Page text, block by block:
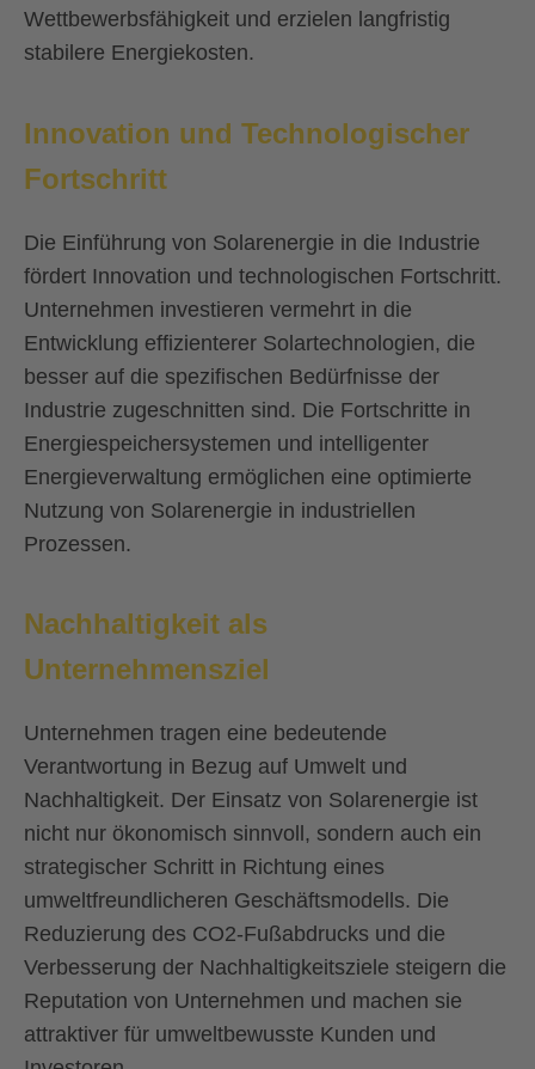
Wettbewerbsfähigkeit und erzielen langfristig
stabilere Energiekosten.
Innovation und Technologischer
Fortschritt
Die Einführung von Solarenergie in die Industrie
fördert Innovation und technologischen Fortschritt.
Unternehmen investieren vermehrt in die
Entwicklung effizienterer Solartechnologien, die
besser auf die spezifischen Bedürfnisse der
Industrie zugeschnitten sind. Die Fortschritte in
Energiespeichersystemen und intelligenter
Energieverwaltung ermöglichen eine optimierte
Nutzung von Solarenergie in industriellen
Prozessen.
Nachhaltigkeit als
Unternehmensziel
Unternehmen tragen eine bedeutende
Verantwortung in Bezug auf Umwelt und
Nachhaltigkeit. Der Einsatz von Solarenergie ist
nicht nur ökonomisch sinnvoll, sondern auch ein
strategischer Schritt in Richtung eines
umweltfreundlicheren Geschäftsmodells. Die
Reduzierung des CO2-Fußabdrucks und die
Verbesserung der Nachhaltigkeitsziele steigern die
Reputation von Unternehmen und machen sie
attraktiver für umweltbewusste Kunden und